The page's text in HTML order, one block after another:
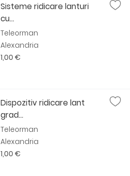
Sisteme ridicare lanturi
cu...
Teleorman
Alexandria
1,00 €
Dispozitiv ridicare lant
grad...
Teleorman
Alexandria
1,00 €